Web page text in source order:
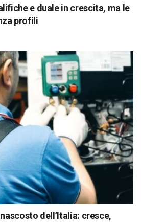
e duale in crescita, ma le
profili
dell’Italia: cresce,